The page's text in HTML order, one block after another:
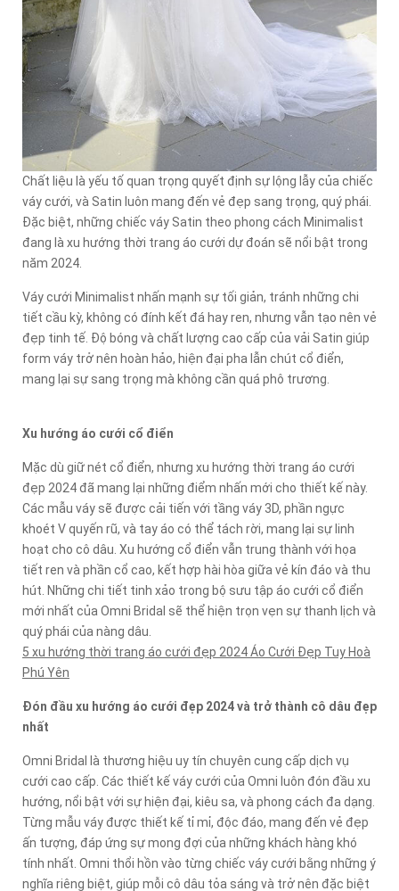
Chất liệu là yếu tố quan trọng quyết định sự lộng lẫy của chiếc
váy cưới, và Satin luôn mang đến vẻ đẹp sang trọng, quý phái.
Đặc biệt, những chiếc váy Satin theo phong cách Minimalist
đang là xu hướng thời trang áo cưới dự đoán sẽ nổi bật trong
năm 2024.
Váy cưới Minimalist nhấn mạnh sự tối giản, tránh những chi
tiết cầu kỳ, không có đính kết đá hay ren, nhưng vẫn tạo nên vẻ
đẹp tinh tế. Độ bóng và chất lượng cao cấp của vải Satin giúp
form váy trở nên hoàn hảo, hiện đại pha lẫn chút cổ điển,
mang lại sự sang trọng mà không cần quá phô trương.
Xu hướng áo cưới cổ điển
Mặc dù giữ nét cổ điển, nhưng xu hướng thời trang áo cưới
đẹp 2024 đã mang lại những điểm nhấn mới cho thiết kế này.
Các mẫu váy sẽ được cải tiến với tầng váy 3D, phần ngực
khoét V quyến rũ, và tay áo có thể tách rời, mang lại sự linh
hoạt cho cô dâu. Xu hướng cổ điển vẫn trung thành với họa
tiết ren và phần cổ cao, kết hợp hài hòa giữa vẻ kín đáo và thu
hút. Những chi tiết tinh xảo trong bộ sưu tập áo cưới cổ điển
mới nhất của Omni Bridal sẽ thể hiện trọn vẹn sự thanh lịch và
quý phái của nàng dâu.
5 xu hướng thời trang áo cưới đẹp 2024 Áo Cưới Đẹp Tuy Hoà
Phú Yên
Đón đầu xu hướng áo cưới đẹp 2024 và trở thành cô dâu đẹp
nhất
Omni Bridal là thương hiệu uy tín chuyên cung cấp dịch vụ
cưới cao cấp. Các thiết kế váy cưới của Omni luôn đón đầu xu
hướng, nổi bật với sự hiện đại, kiêu sa, và phong cách đa dạng.
Từng mẫu váy được thiết kế tỉ mỉ, độc đáo, mang đến vẻ đẹp
ấn tượng, đáp ứng sự mong đợi của những khách hàng khó
tính nhất. Omni thổi hồn vào từng chiếc váy cưới bằng những ý
nghĩa riêng biệt, giúp mỗi cô dâu tỏa sáng và trở nên đặc biệt